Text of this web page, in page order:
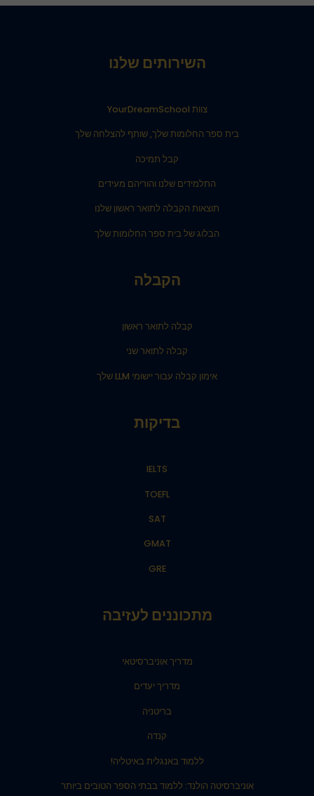
השירותים שלנו
צוות YourDreamSchool
בית ספר החלומות שלך, שותף להצלחה שלך
קבל תמיכה
התלמידים שלנו והוריהם מעידים
תוצאות הקבלה לתואר ראשון שלנו
הבלוג של בית ספר החלומות שלך
הקבלה
קבלה לתואר ראשון
קבלה לתואר שני
אימון קבלה עבור יישומי LLM שלך
בדיקות
IELTS
TOEFL
SAT
GMAT
GRE
מתכוננים לעזיבה
מדריך אוניברסיטאי
מדריך יעדים
בריטניה
קנדה
ללמוד באנגלית באיטליה!
אוניברסיטה הולנד: ללמוד בבתי הספר הטובים ביותר